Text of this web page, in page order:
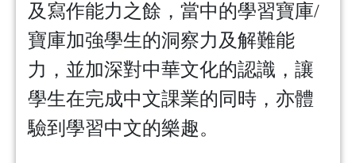
及寫作能力之餘， 當中的學習寶庫/
寶庫加強學生的洞察力及解難能
力， 並加深對中華文化的認識，讓
學生在完成中文課業的同時， 亦體
驗到學習中文的樂趣。